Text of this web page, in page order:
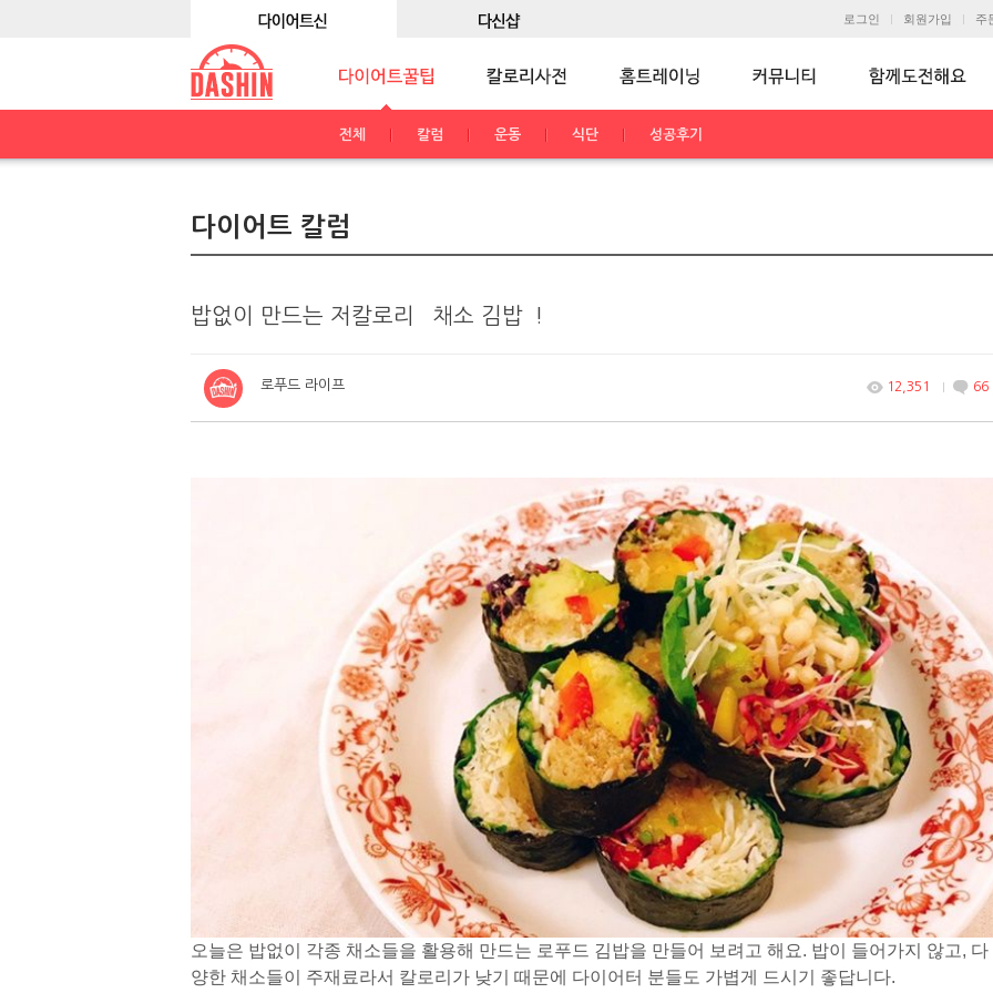
로그인 회원가입 주
전체 칼럼 운동 식단 성공후기
다이어트 칼럼
밥없이 만드는 저칼로리 `채소 김밥`!
로푸드 라이프 12,351 66
오늘은 밥없이 각종 채소들을 활용해 만드는 로푸드 김밥을 만들어 보려고 해요. 밥이 들어가지 않고, 다
양한 채소들이 주재료라서 칼로리가 낮기 때문에 다이어터 분들도 가볍게 드시기 좋답니다.